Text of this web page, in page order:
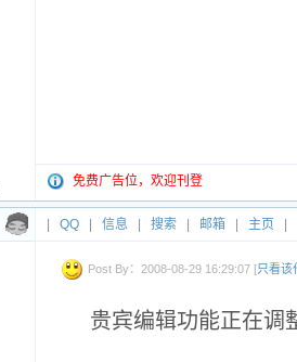
免费广告位，欢迎刊登
QQ 信息 搜索 邮箱 主页
Post By：2008-08-29 16:29:07 [只看该
贵宾编辑功能正在调